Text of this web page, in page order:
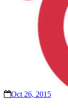
Oct 26, 2015